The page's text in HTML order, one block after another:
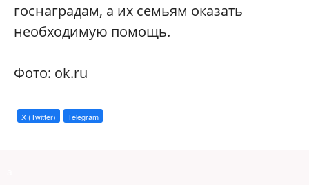
госнаградам, а их семьям оказать
необходимую помощь.
Фото: ok.ru
X (Twitter) Telegram